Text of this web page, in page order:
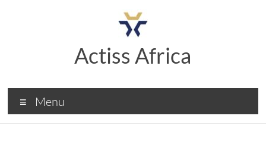
Actiss Africa
Menu